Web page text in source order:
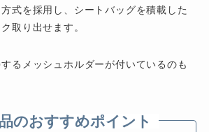
方式を採用し、シートバッグを積載した
取り出せます。
るメッシュホルダーが付いているのも